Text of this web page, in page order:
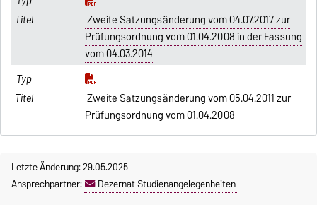
Zweite Satzungsänderung vom 04.07.2017 zur
Prüfungsordnung vom 01.04.2008 in der Fassung
vom 04.03.2014
Zweite Satzungsänderung vom 05.04.2011 zur
Prüfungsordnung vom 01.04.2008
Letzte Änderung: 29.05.2025
Ansprechpartner:
Dezernat Studienangelegenheiten